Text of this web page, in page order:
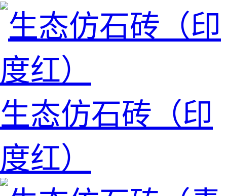
生态仿石砖（印
度红）